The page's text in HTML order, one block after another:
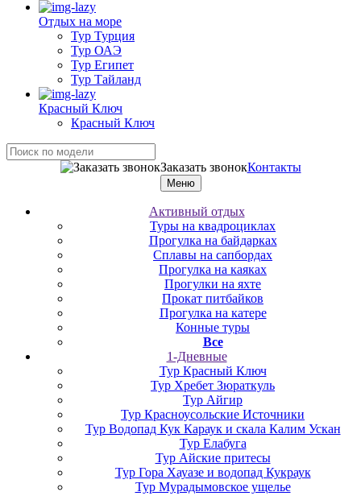
Отдых на море
Тур Турция
Тур ОАЭ
Тур Египет
Тур Тайланд
Красный Ключ
Красный Ключ
Заказать звонокКонтакты
Меню
Активный отдых
Туры на квадроциклах
Прогулка на байдарках
Сплавы на сапбордах
Прогулка на каяках
Прогулки на яхте
Прокат питбайков
Прогулка на катере
Конные туры
Все
1-Дневные
Тур Красный Ключ
Тур Хребет Зюраткуль
Тур Айгир
Тур Красноусольские Источники
Тур Водопад Кук Караук и скала Калим Ускан
Тур Елабуга
Тур Айские притесы
Тур Гора Хауазе и водопад Кукраук
Тур Мурадымовское ущелье